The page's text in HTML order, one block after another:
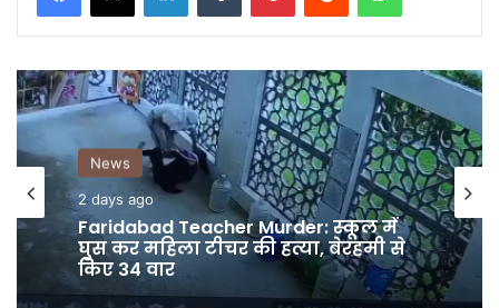
News
2 days ago
News
2 days ago
Allaince में आते ही Sohail पर भड़के
Salman Khan, बोले ‘तू अभी भी सीमा की
सुन रहा है’